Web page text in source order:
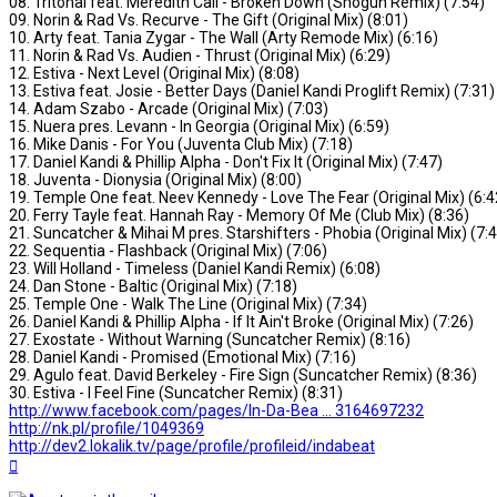
09. Norin & Rad Vs. Recurve - The Gift (Original Mix) (8:01)
10. Arty feat. Tania Zygar - The Wall (Arty Remode Mix) (6:16)
11. Norin & Rad Vs. Audien - Thrust (Original Mix) (6:29)
12. Estiva - Next Level (Original Mix) (8:08)
13. Estiva feat. Josie - Better Days (Daniel Kandi Proglift Remix) (7:31)
14. Adam Szabo - Arcade (Original Mix) (7:03)
15. Nuera pres. Levann - In Georgia (Original Mix) (6:59)
16. Mike Danis - For You (Juventa Club Mix) (7:18)
17. Daniel Kandi & Phillip Alpha - Don't Fix It (Original Mix) (7:47)
18. Juventa - Dionysia (Original Mix) (8:00)
19. Temple One feat. Neev Kennedy - Love The Fear (Original Mix)
20. Ferry Tayle feat. Hannah Ray - Memory Of Me (Club Mix) (8:36)
21. Suncatcher & Mihai M pres. Starshifters - Phobia (Original Mix)
22. Sequentia - Flashback (Original Mix) (7:06)
23. Will Holland - Timeless (Daniel Kandi Remix) (6:08)
24. Dan Stone - Baltic (Original Mix) (7:18)
25. Temple One - Walk The Line (Original Mix) (7:34)
26. Daniel Kandi & Phillip Alpha - If It Ain't Broke (Original Mix) (7:26)
27. Exostate - Without Warning (Suncatcher Remix) (8:16)
28. Daniel Kandi - Promised (Emotional Mix) (7:16)
29. Agulo feat. David Berkeley - Fire Sign (Suncatcher Remix) (8:36)
30. Estiva - I Feel Fine (Suncatcher Remix) (8:31)
http://www.facebook.com/pages/In-Da-Bea ... 3164697232
http://nk.pl/profile/1049369
http://dev2.lokalik.tv/page/profile/profileid/indabeat